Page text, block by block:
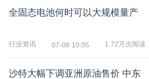
全固态电池何时可以大规模量产
行业资讯 07-08 10:05 1.72万次阅读
沙特大幅下调亚洲原油售价 中东